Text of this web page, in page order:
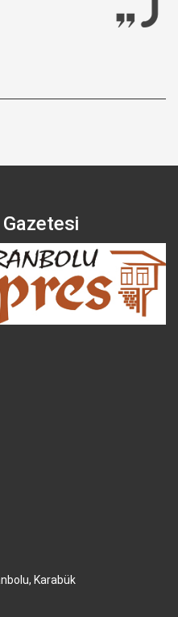
Karabük